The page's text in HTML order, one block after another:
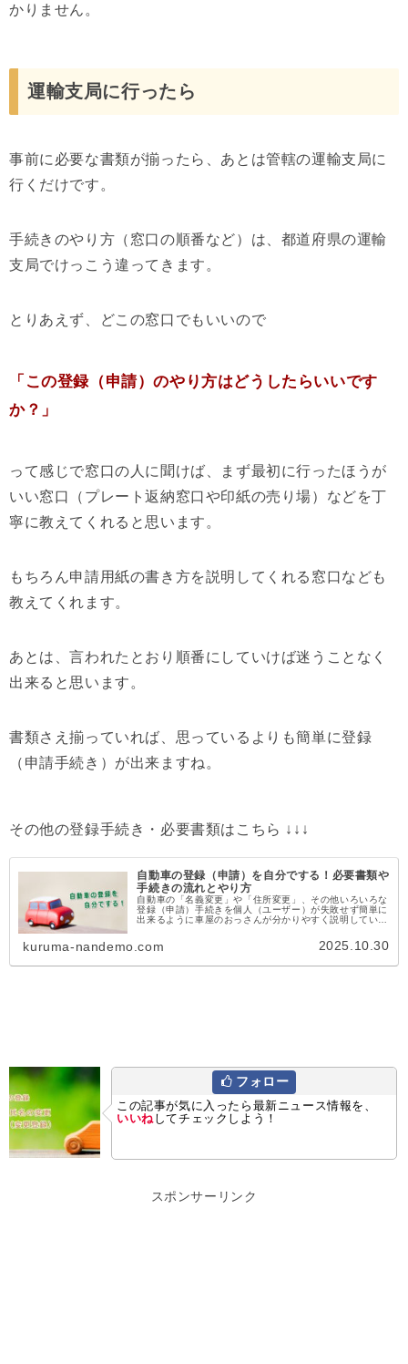
かりません。
運輸支局に行ったら
事前に必要な書類が揃ったら、あとは管轄の運輸支局に
行くだけです。
手続きのやり方（窓口の順番など）は、都道府県の運輸
支局でけっこう違ってきます。
とりあえず、どこの窓口でもいいので
「この登録（申請）のやり方はどうしたらいいです
か？」
って感じで窓口の人に聞けば、まず最初に行ったほうが
いい窓口（プレート返納窓口や印紙の売り場）などを丁
寧に教えてくれると思います。
もちろん申請用紙の書き方を説明してくれる窓口なども
教えてくれます。
あとは、言われたとおり順番にしていけば迷うことなく
出来ると思います。
書類さえ揃っていれば、思っているよりも簡単に登録
（申請手続き）が出来ますね。
その他の登録手続き・必要書類はこちら ↓↓↓
自動車の登録（申請）を自分でする！必要書類や
手続きの流れとやり方
自動車の「名義変更」や「住所変更」、その他いろいろな
登録（申請）手続きを個人（ユーザー）が失敗せず簡単に
出来るように車屋のおっさんが分かりやすく説明していま
kuruma-nandemo.com 2025.10.30
フォロー
この記事が気に入ったら最新ニュース情報を、
いいねしてチェックしよう！
スポンサーリンク